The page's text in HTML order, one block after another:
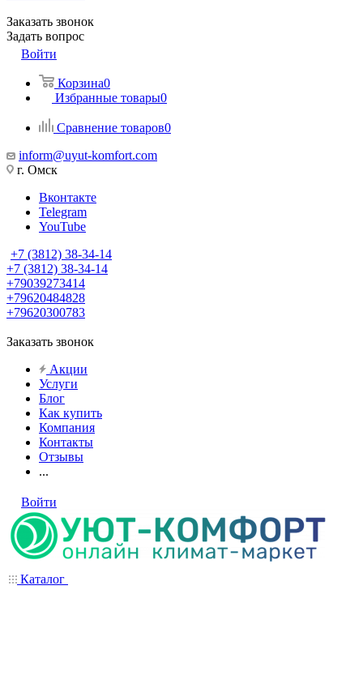
Заказать звонок
Задать вопрос
Войти
Корзина0
Избранные товары0
Сравнение товаров0
inform@uyut-komfort.com
г. Омск
Вконтакте
Telegram
YouTube
+7 (3812) 38-34-14
+7 (3812) 38-34-14
+79039273414
+79620484828
+79620300783
Заказать звонок
Акции
Услуги
Блог
Как купить
Компания
Контакты
Отзывы
...
Войти
Каталог